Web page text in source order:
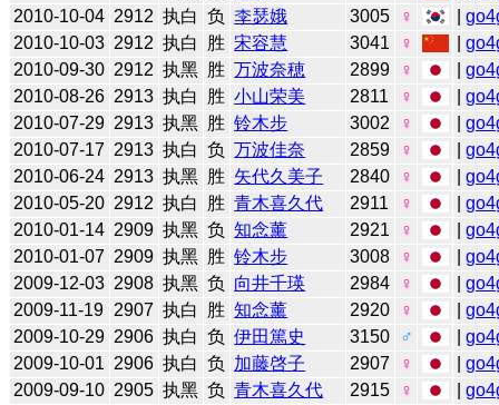
2010-10-04 2912 执白 负 李瑟娥 3005 ♀ |
2010-10-03 2912 执白 胜 宋容慧 3041 ♀ |
2010-09-30 2912 执黑 胜 万波奈穂 2899 ♀ |
2010-08-26 2913 执白 胜 小山荣美 2811 ♀ |
2010-07-29 2913 执黑 胜 铃木步 3002 ♀ |
2010-07-17 2913 执白 负 万波佳奈 2859 ♀ |
2010-06-24 2913 执黑 胜 矢代久美子 2840 ♀ |
2010-05-20 2912 执白 胜 青木喜久代 2911 ♀ |
2010-01-14 2909 执黑 负 知念薰 2921 ♀ |
2010-01-07 2909 执黑 胜 铃木步 3008 ♀ |
2009-12-03 2908 执黑 负 向井千瑛 2984 ♀ |
2009-11-19 2907 执白 胜 知念薰 2920 ♀ |
2009-10-29 2906 执白 负 伊田篤史 3150 ♂ |
2009-10-01 2906 执白 负 加藤啓子 2907 ♀ |
2009-09-10 2905 执黑 负 青木喜久代 2915 ♀ |